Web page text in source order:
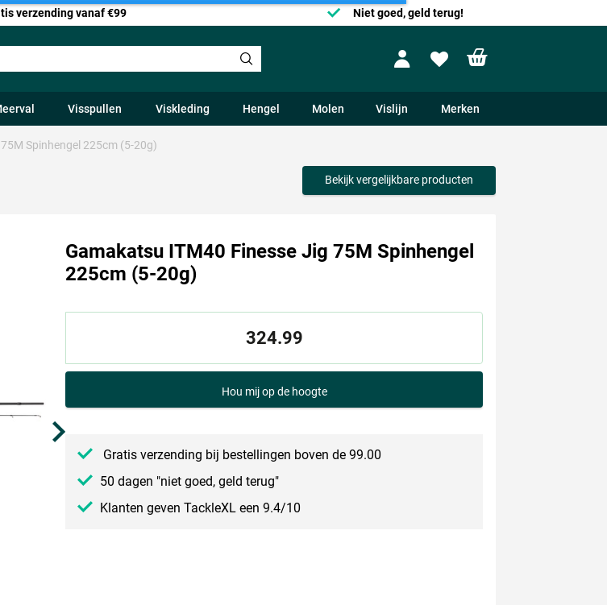
verzending vanaf €99 Niet goed, geld terug!
ProfileWishlist
Visspullen Viskleding Hengel Molen Vislijn Merken
Spinhengel 225cm (5-20g)
Bekijk vergelijkbare producten
Gamakatsu ITM40 Finesse Jig 75M Spinhengel
225cm (5-20g)
324.99
Hou mij op de hoogte
Gratis verzending bij bestellingen boven de 99.00
50 dagen "niet goed, geld terug"
Klanten geven TackleXL een 9.4/10